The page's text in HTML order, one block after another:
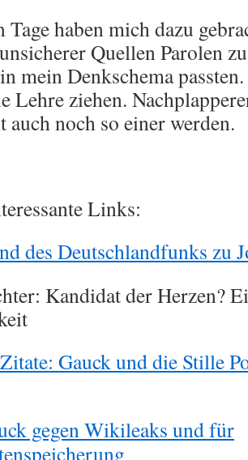
Tage haben mich dazu
Quellen Parolen
mein Denkschema
Lehre ziehen.
auch noch so einer werden.
Links:
des Deutschlandfunks zu
Kandidat der Herzen?
Gauck und die Stille
gegen Wikileaks und für